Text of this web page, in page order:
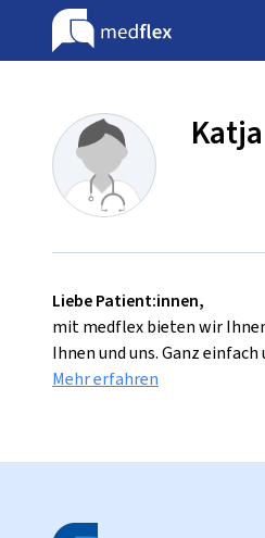
Liebe Patient:innen,
mit medflex bieten wir
Ihnen und uns. Ganz
Mehr erfahren